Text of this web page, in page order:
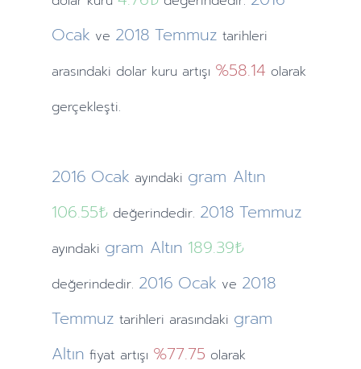
Ocak ve 2018 Temmuz tarihleri
arasındaki dolar kuru artışı %58.14 olarak
gerçekleşti.
2016 Ocak ayındaki gram Altın
106.55₺değerindedir. 2018 Temmuz
ayındaki gram Altın 189.39₺
değerindedir. 2016 Ocak ve 2018
Temmuz tarihleri arasındaki gram
Altın fiyat artışı %77.75 olarak